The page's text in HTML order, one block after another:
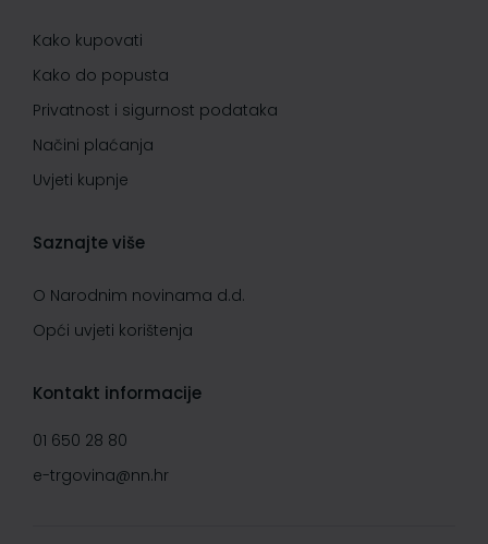
Kako kupovati
Kako do popusta
Privatnost i sigurnost podataka
Načini plaćanja
Uvjeti kupnje
Saznajte više
O Narodnim novinama d.d.
Opći uvjeti korištenja
Kontakt informacije
01 650 28 80
e-trgovina@nn.hr